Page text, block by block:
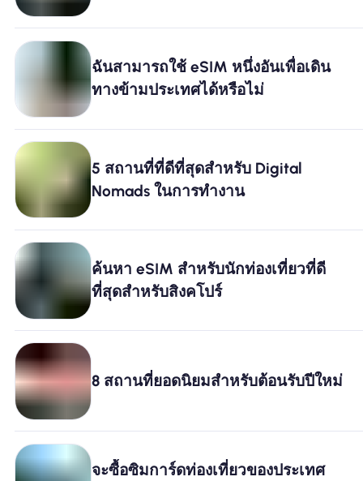
ฉันสามารถใช้ eSIM หนึ่งอันเพื่อเดิน
ทางข้ามประเทศได้หรือไม่
5 สถานที่ที่ดีที่สุดสำหรับ Digital
Nomads ในการทำงาน
ค้นหา eSIM สำหรับนักท่องเที่ยวที่ดี
ที่สุดสำหรับสิงคโปร์
8 สถานที่ยอดนิยมสำหรับต้อนรับปีใหม่
จะซื้อซิมการ์ดท่องเที่ยวของประเทศ